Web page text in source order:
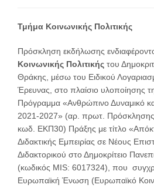
Τμήμα Κοινωνικής Πολιτικής
Πρόσκληση εκδήλωσης
Κοινωνικής Πολιτικής του
Θράκης, μέσω του Ειδικού
Έρευνας, στο πλαίσιο υλοποίησης
Πρόγραμμα «Ανθρώπινο Δυναμικό
2021-2027» (αρ. πρωτ.
κωδ. ΕΚΠ30) Πράξης με τίτλο
Διδακτικής Εμπειρίας σε Νέους
Διδακτορικού στο Δημοκρίτειο
(κωδικός MIS: 6017324), που
Ευρωπαϊκή Ένωση (Ευρωπαϊκό